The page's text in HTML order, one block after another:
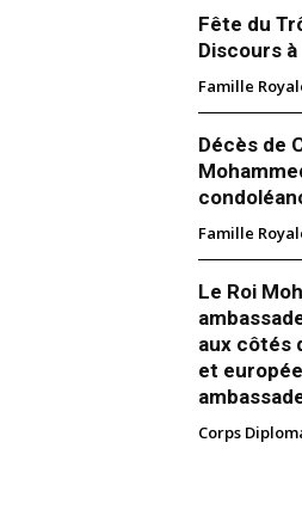
Rabat Vs. Riyadh et Abu Dhabi :
sur les turbulences qui secouent
poste en Arabie saoudite ? Bien
non. Mais Mustapha Mansouri
vraiment à Rabat ? Oui. Il a été
par le MAECI pour
pour être précis dans le
notre ambassadeur a été
Fête du
Discours
Famille
Décès de
Famille
Le Roi
aux côtés
et
Corps